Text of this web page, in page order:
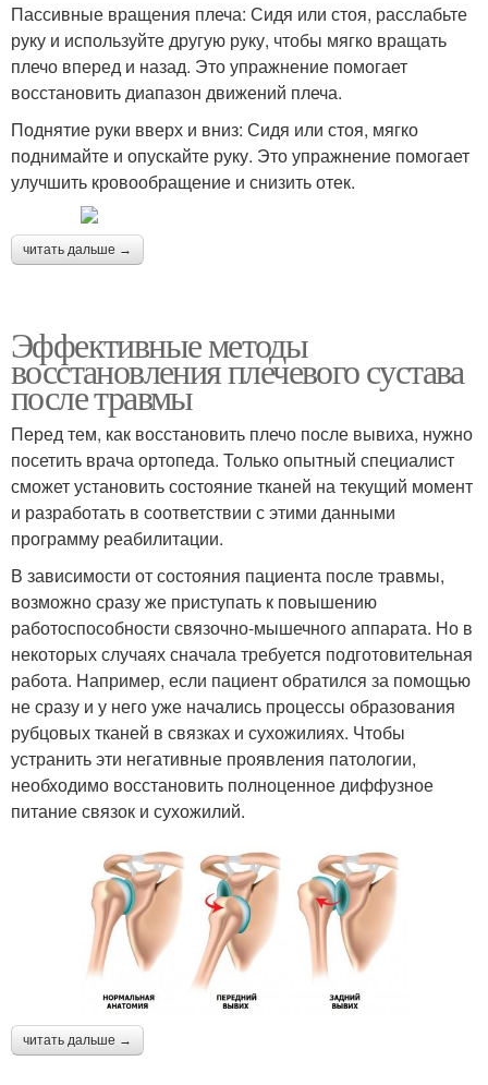
Пассивные вращения плеча: Сидя или стоя, расслабьте
руку и используйте другую руку, чтобы мягко вращать
плечо вперед и назад. Это упражнение помогает
восстановить диапазон движений плеча.
Поднятие руки вверх и вниз: Сидя или стоя, мягко
поднимайте и опускайте руку. Это упражнение помогает
улучшить кровообращение и снизить отек.
читать дальше →
Эффективные методы
восстановления плечевого сустава
после травмы
Перед тем, как восстановить плечо после вывиха, нужно
посетить врача ортопеда. Только опытный специалист
сможет установить состояние тканей на текущий момент
и разработать в соответствии с этими данными
программу реабилитации.
В зависимости от состояния пациента после травмы,
возможно сразу же приступать к повышению
работоспособности связочно-мышечного аппарата. Но в
некоторых случаях сначала требуется подготовительная
работа. Например, если пациент обратился за помощью
не сразу и у него уже начались процессы образования
рубцовых тканей в связках и сухожилиях. Чтобы
устранить эти негативные проявления патологии,
необходимо восстановить полноценное диффузное
питание связок и сухожилий.
читать дальше →